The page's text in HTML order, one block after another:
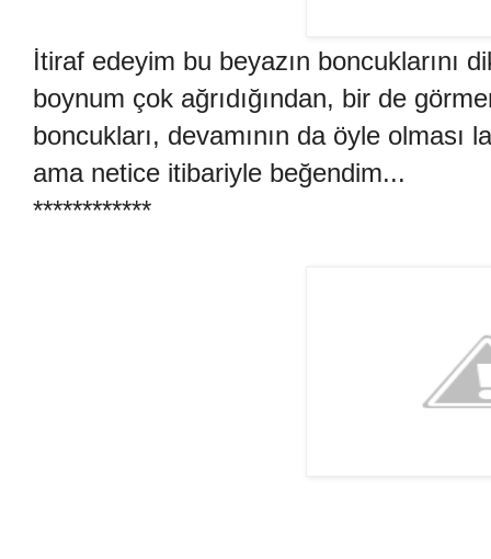
İtiraf edeyim bu beyazın boncuklarını
boynum çok ağrıdığından, bir de
boncukları, devamının da öyle olması
ama netice itibariyle beğendim...
************